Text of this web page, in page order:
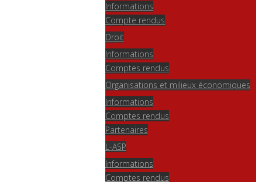
Informations
Compte rendus
Droit
Informations
Comptes rendus
Organisations et milieux économiques
Informations
Comptes rendus
Partenaires
L-ASP
Informations
Comptes rendus